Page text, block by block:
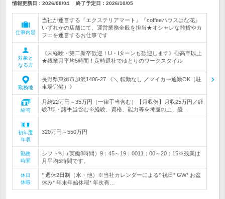
情報更新日：2026/08/04 終了予定日： 2026/10/05
仕事内容
当社が運営する『エクステリアマート』『coffeeハウスはな花』
いずれかの店舗にて、運営業務全般を担当★オシャレな雑貨やカ
フェを運営するお仕事です
対象と
なる方
《未経験・第二新卒歓迎！U・Iターンも歓迎します》◎高卒以上
★残業月平均5時間！定時退社でゆとりのワークスタイル
勤務地
長野県東御市加沢1406-27 《＼ 転勤なし ／マイカー通勤OK（駐
車場完備）》
給与
月給22万円～35万円（一律手当含む）【月収例】月収25万円／経
験3年・諸手当含む※経験、資格、能力等を考慮の上、優…
初年度
年収
320万円～550万円
勤務
時間
シフト制（実働8時間）9：45～19：0011：00～20：15※残業は
月平均5時間です。
休日
休暇
* 週休2日制（水・他）※当社カレンダーによる* 祝日* GW* お盆
休み* 年末年始休暇* 年次有…